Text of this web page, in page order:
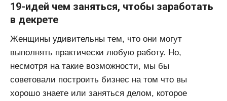
19-идей чем заняться, чтобы заработать
в декрете
Женщины удивительны тем, что они могут
выполнять практически любую работу. Но,
несмотря на такие возможности, мы бы
советовали построить бизнес на том что вы
хорошо знаете или заняться делом, которое